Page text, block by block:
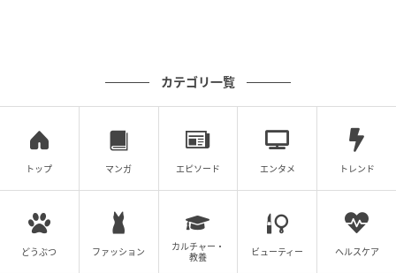
カテゴリ一覧
トップ マンガ エピソード エンタメ トレンド
どうぶつ ファッション
カルチャー・
教養
ビューティー ヘルスケア